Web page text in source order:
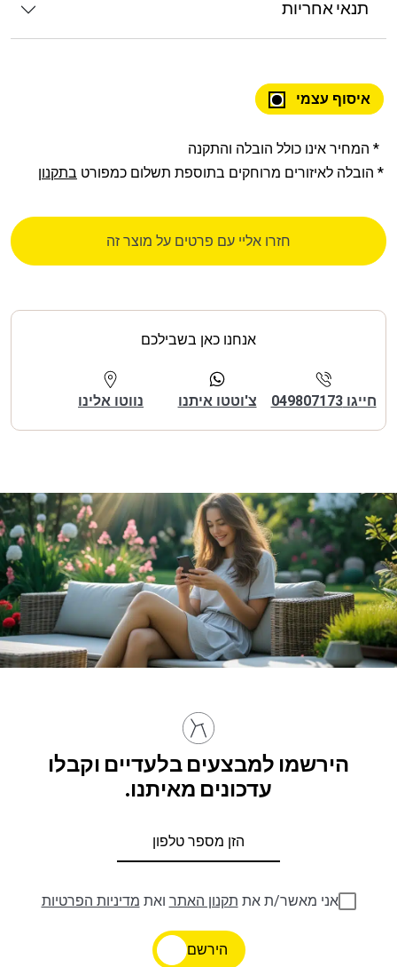
תנאי אחריות
איסוף עצמי
* המחיר אינו כולל הובלה והתקנה
* הובלה לאיזורים מרוחקים בתוספת תשלום כמפורט בתקנון
חזרו אליי עם פרטים על מוצר זה
אנחנו כאן בשבילכם
חייגו 049807173 צ'וטטו איתנו נווטו אלינו
הירשמו למבצעים בלעדיים וקבלו
עדכונים מאיתנו.
אני מאשר/ת את תקנון האתר ואת מדיניות הפרטיות
הירשם